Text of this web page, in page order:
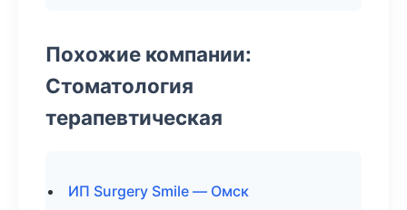
Похожие компании:
Стоматология
терапевтическая
ИП Surgery Smile — Омск